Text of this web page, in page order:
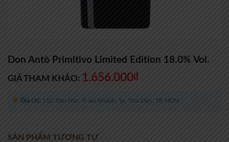
Don Antò Primitivo Limited Edition 18.0% Vol.
GIÁ THAM KHẢO: 1.656.000₫
Địa chỉ: 110 Trần Não, P. An Khánh, Tp. Thủ Đức, TP. HCM
SẢN PHẨM TƯƠNG TỰ